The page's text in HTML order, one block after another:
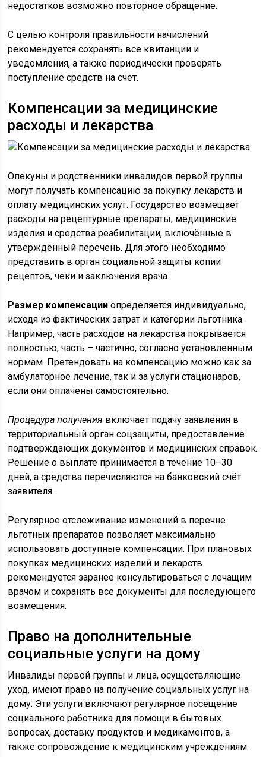
недостатков возможно повторное обращение.
С целью контроля правильности начислений
рекомендуется сохранять все квитанции и
уведомления, а также периодически проверять
поступление средств на счет.
Компенсации за медицинские
расходы и лекарства
Опекуны и родственники инвалидов первой группы
могут получать компенсацию за покупку лекарств и
оплату медицинских услуг. Государство возмещает
расходы на рецептурные препараты, медицинские
изделия и средства реабилитации, включённые в
утверждённый перечень. Для этого необходимо
представить в орган социальной защиты копии
рецептов, чеки и заключения врача.
Размер компенсации определяется индивидуально,
исходя из фактических затрат и категории льготника.
Например, часть расходов на лекарства покрывается
полностью, часть – частично, согласно установленным
нормам. Претендовать на компенсацию можно как за
амбулаторное лечение, так и за услуги стационаров,
если они оплачены самостоятельно.
Процедура получения включает подачу заявления в
территориальный орган соцзащиты, предоставление
подтверждающих документов и медицинских справок.
Решение о выплате принимается в течение 10–30
дней, а средства перечисляются на банковский счёт
заявителя.
Регулярное отслеживание изменений в перечне
льготных препаратов позволяет максимально
использовать доступные компенсации. При плановых
покупках медицинских изделий и лекарств
рекомендуется заранее консультироваться с лечащим
врачом и сохранять все документы для последующего
возмещения.
Право на дополнительные
социальные услуги на дому
Инвалиды первой группы и лица, осуществляющие
уход, имеют право на получение социальных услуг на
дому. Эти услуги включают регулярное посещение
социального работника для помощи в бытовых
вопросах, доставку продуктов и медикаментов, а
также сопровождение к медицинским учреждениям.